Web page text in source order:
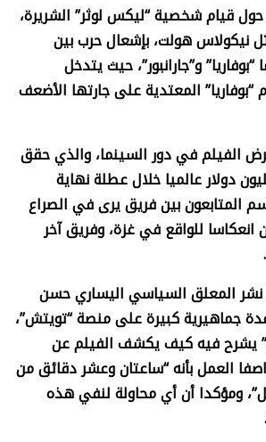
حول قيام شخصية “ليكس لوثر” الشريرة،
نيكولاس هولت، بإشعال حرب بين
و”جارانبور”، حيث يتدخل
المعتدية على جارتها الأضعف
الفيلم في دور السينما، والذي حقق
بلغت 220 مليون دولار عالميا خلال عطلة نهاية
المتابعون بين فريق يرى في الصراع
انعكاسا للواقع في غزة، وفريق آخر
نشر المعلق السياسي اليساري حسن
جماهيرية كبيرة على منصة “تويتش”،
يشرح فيه كيف يكشف الفيلم عن
العمل بأنه “ساعتان وعشر دقائق من
ومؤكدا أن أي محاولة لنفي هذه